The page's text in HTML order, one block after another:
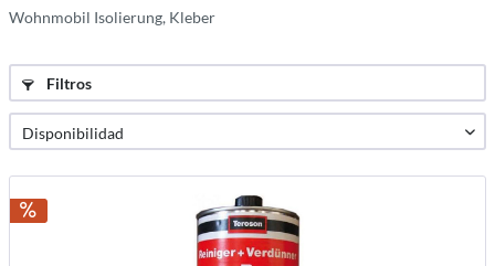
Wohnmobil Isolierung, Kleber
Filtros